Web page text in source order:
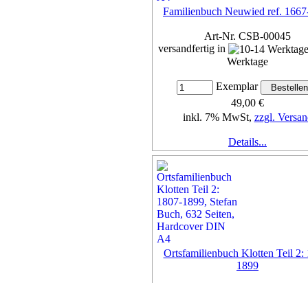
Familienbuch Neuwied ref.
Art-Nr. CSB-00045
versandfertig in
Werktage
Exemplar
49,00 €
inkl. 7% MwSt, zzgl.
Details...
Ortsfamilienbuch Klotten Teil 2:
1899